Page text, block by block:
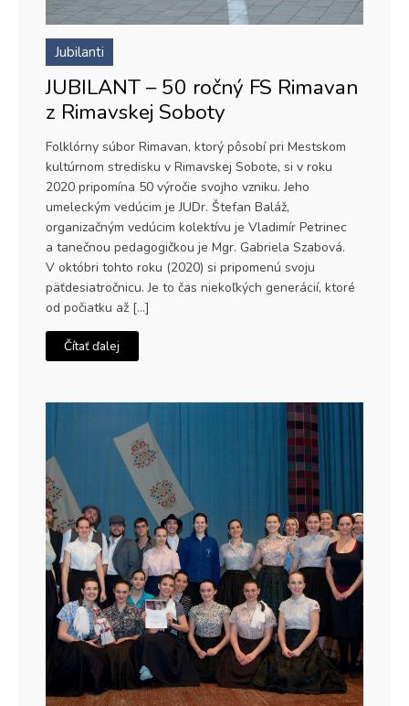
Jubilanti
JUBILANT – 50 ročný FS Rimavan
z Rimavskej Soboty
Folklórny súbor Rimavan, ktorý pôsobí pri Mestskom
kultúrnom stredisku v Rimavskej Sobote, si v roku
2020 pripomína 50 výročie svojho vzniku. Jeho
umeleckým vedúcim je JUDr. Štefan Baláž,
organizačným vedúcim kolektívu je Vladimír Petrinec
a tanečnou pedagogičkou je Mgr. Gabriela Szabová.
V októbri tohto roku (2020) si pripomenú svoju
päťdesiatročnicu. Je to čas niekoľkých generácií, ktoré
od počiatku až […]
Čítať ďalej